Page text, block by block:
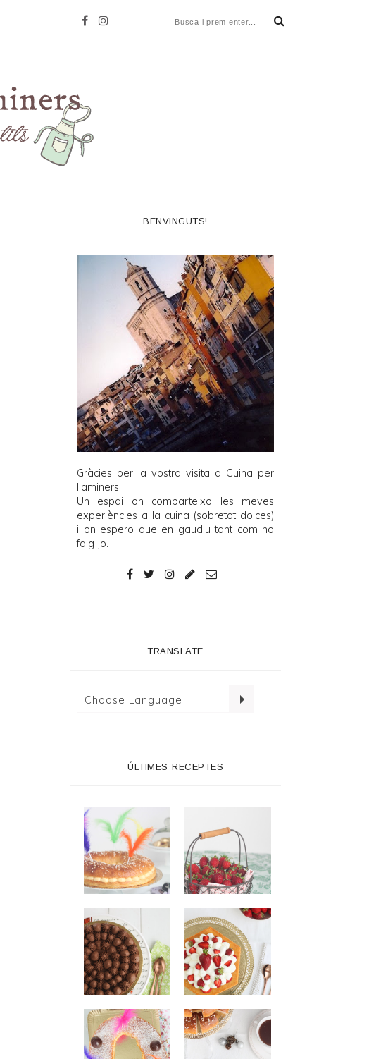
BENVINGUTS!
Gràcies per la vostra visita a Cuina per
llaminers!
Un espai on comparteixo les meves
experiències a la cuina (sobretot dolces)
i on espero que en gaudiu tant com ho
faig jo.
TRANSLATE
ÚLTIMES RECEPTES